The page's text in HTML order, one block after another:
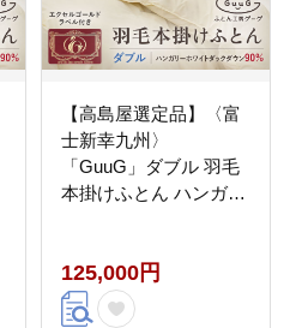
【高島屋選定品】〈富
士新幸九州〉
「GuuG」ダブル 羽毛
本掛けふとん ハンガリ
布団 本掛け [JFJ051]
羽毛布団 100000
125,000円